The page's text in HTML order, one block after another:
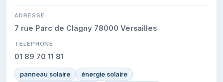
ADRESSE
7 rue Parc de Clagny 78000 Versailles
TÉLÉPHONE
01 89 70 11 81
panneau solaire
énergie solaire